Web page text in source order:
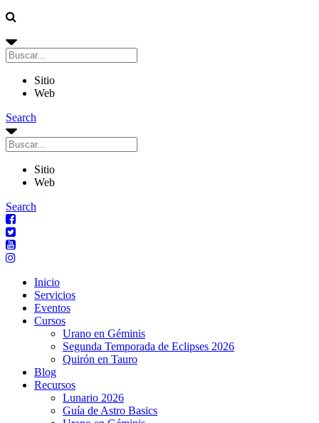
Sitio
Web
Search
Sitio
Web
Search
Inicio
Servicios
Eventos
Cursos
Urano en Géminis
Segunda Temporada de Eclipses 2026
Quirón en Tauro
Blog
Recursos
Lunario 2026
Guía de Astro Basics